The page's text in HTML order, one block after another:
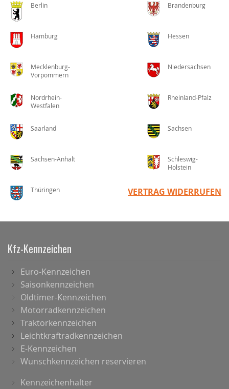
Berlin Brandenburg
Hamburg Hessen
Mecklenburg-
Vorpommern
Niedersachsen
Nordrhein-
Westfalen
Rheinland-Pfalz
Saarland Sachsen
Sachsen-Anhalt
Schleswig-
Holstein
Thüringen VERTRAG WIDERRUFEN
Kfz-Kennzeichen
Euro-Kennzeichen
Saisonkennzeichen
Oldtimer-Kennzeichen
Motorradkennzeichen
Traktorkennzeichen
Leichtkraftradkennzeichen
E-Kennzeichen
Wunschkennzeichen reservieren
Kennzeichenhalter